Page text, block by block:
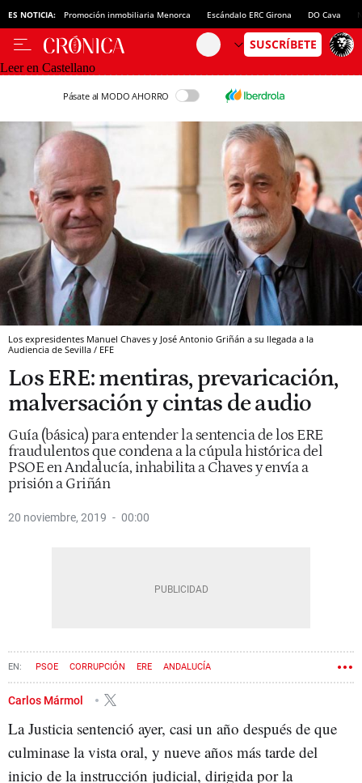
ES NOTICIA: Promoción inmobiliaria Menorca Escándalo ERC Girona DO Cava
Leer en Castellano
Pásate al MODO AHORRO
Los expresidentes Manuel Chaves y José Antonio Griñán a su llegada a la
Audiencia de Sevilla / EFE
Los ERE: mentiras, prevaricación,
malversación y cintas de audio
Guía (básica) para entender la sentencia de los ERE
fraudulentos que condena a la cúpula histórica del
PSOE en Andalucía, inhabilita a Chaves y envía a
prisión a Griñán
20 noviembre, 2019 00:00
PSOE CORRUPCIÓN ERE ANDALUCÍA
Carlos Mármol
La Justicia sentenció ayer, casi un año después de que
culminase la vista oral, y nueve años más tarde del
inicio de la instrucción judicial, dirigida por la